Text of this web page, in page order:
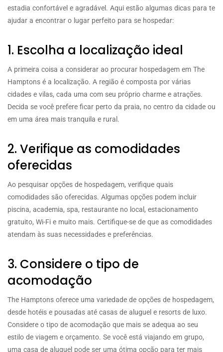
estadia confortável e agradável. Aqui estão algumas dicas para te
ajudar a encontrar o lugar perfeito para se hospedar:
1. Escolha a localização ideal
A primeira coisa a considerar ao procurar hospedagem em The
Hamptons é a localização. A região é composta por várias
cidades e vilas, cada uma com seu próprio charme e atrações.
Decida se você prefere ficar perto da praia, no centro da cidade ou
em uma área mais tranquila e rural.
2. Verifique as comodidades
oferecidas
Ao pesquisar opções de hospedagem, verifique quais
comodidades são oferecidas. Algumas opções podem incluir
piscina, academia, spa, restaurante no local, estacionamento
gratuito, Wi-Fi e muito mais. Certifique-se de que as comodidades
atendam às suas necessidades e preferências.
3. Considere o tipo de
acomodação
The Hamptons oferece uma variedade de opções de hospedagem,
desde hotéis e pousadas até casas de aluguel e resorts de luxo.
Considere o tipo de acomodação que mais se adequa ao seu
estilo de viagem e orçamento. Se você está viajando em grupo,
uma casa de aluguel pode ser uma ótima opção para ter mais